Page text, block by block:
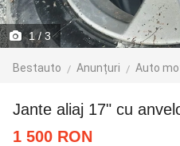
1/ 3
Bestauto Anunțuri Auto
Jante aliaj 17" cu
1 500 RON